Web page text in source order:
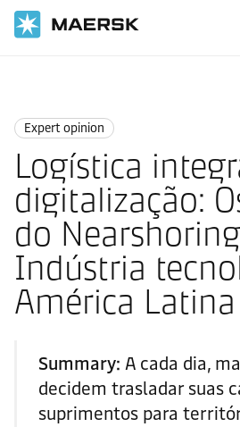
Expert opinion
Logística
digitalização:
do
Indústria
América Latina
Summary: A cada dia,
decidem trasladar suas
suprimentos para